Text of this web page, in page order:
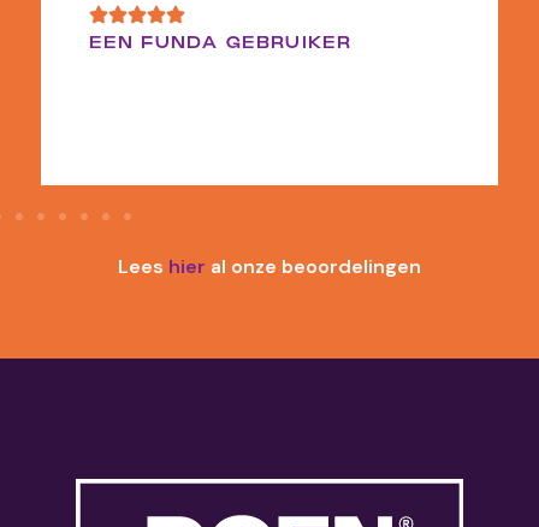
EEN FUNDA GEBRUIKER
Lees hier al onze beoordelingen